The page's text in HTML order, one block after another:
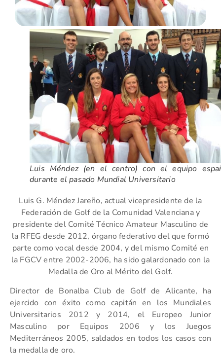
Luis Méndez (en el centro) con el equipo
durante el pasado Mundial Universitario
Luis G. Méndez Jareño, actual vicepresidente de la
Federación de Golf de la Comunidad Valenciana y
presidente del Comité Técnico Amateur Masculino de
la RFEG desde 2012, órgano federativo del que formó
parte como vocal desde 2004, y del mismo Comité en
la FGCV entre 2002-2006, ha sido galardonado con la
Medalla de Oro al Mérito del Golf.
Director de Bonalba Club de Golf de Alicante, ha
ejercido con éxito como capitán en los Mundiales
Universitarios 2012 y 2014, el Europeo Junior
Masculino por Equipos 2006 y los Juegos
Mediterráneos 2005, saldados en todos los casos con
la medalla de oro.